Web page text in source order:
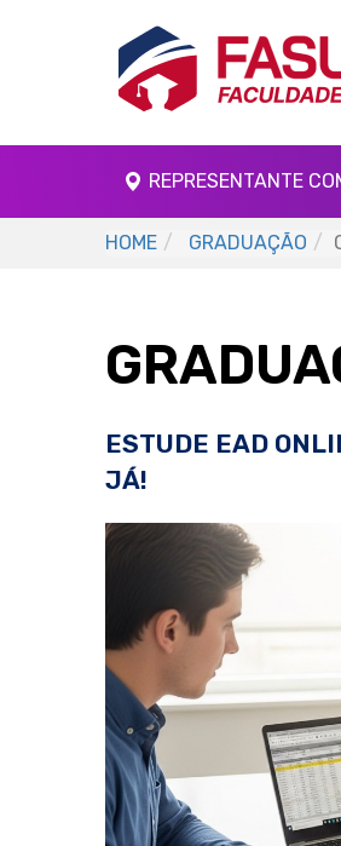
REPRESENTANTE
HOME GRADUAÇÃO
ESTUDE EAD
JÁ!